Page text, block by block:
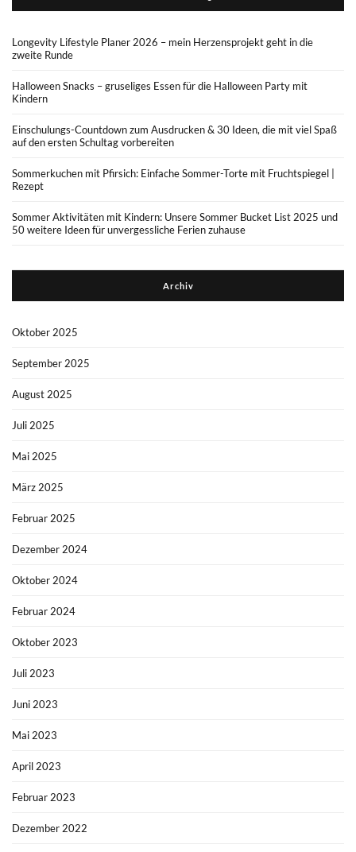
Longevity Lifestyle Planer 2026 – mein Herzensprojekt geht in die
zweite Runde
Halloween Snacks – gruseliges Essen für die Halloween Party mit
Kindern
Einschulungs-Countdown zum Ausdrucken & 30 Ideen, die mit viel Spaß
auf den ersten Schultag vorbereiten
Sommerkuchen mit Pfirsich: Einfache Sommer-Torte mit Fruchtspiegel |
Rezept
Sommer Aktivitäten mit Kindern: Unsere Sommer Bucket List 2025 und
50 weitere Ideen für unvergessliche Ferien zuhause
Archiv
Oktober 2025
September 2025
August 2025
Juli 2025
Mai 2025
März 2025
Februar 2025
Dezember 2024
Oktober 2024
Februar 2024
Oktober 2023
Juli 2023
Juni 2023
Mai 2023
April 2023
Februar 2023
Dezember 2022